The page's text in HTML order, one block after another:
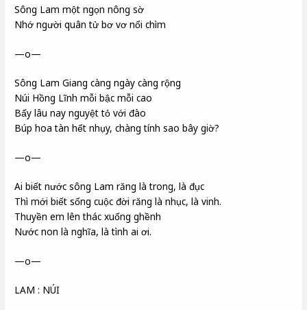
Sông Lam một ngọn nông sờ
Nhớ người quân tử bơ vơ nổi chìm
—o—
Sông Lam Giang càng ngày càng rộng
Núi Hồng Lĩnh mỗi bậc mỗi cao
Bấy lâu nay nguyệt tỏ với đào
Búp hoa tàn hết nhụy, chàng tính sao bây giờ?
—o—
Ai biết nước sông Lam răng là trong, là đục
Thì mới biết sống cuộc đời răng là nhục, là vinh.
Thuyền em lên thác xuống ghềnh
Nước non là nghĩa, là tình ai ơi.
—o—
LAM : NÚI